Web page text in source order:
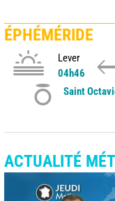
ÉPHÉMÉRIDE
Lever
04h46
Saint
ACTUALITÉ